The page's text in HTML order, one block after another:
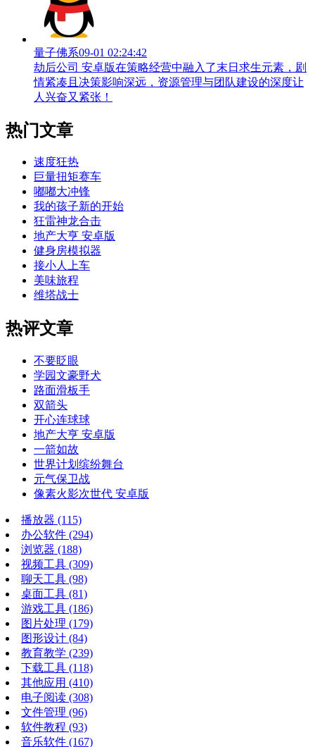
量子佛系09-01 02:24:42
劫后公司 安卓版在策略经营中融入了末日求生元素，剧
情紧凑且决策影响深远，资源管理与团队建设的深度让
人兴奋又紧张！
热门文章
速度狂热
巨量扭矩赛车
嘟嘟大冲锋
我的孩子新的开始
狂雷神龙合击
地产大亨 安卓版
健身房模拟器
接小人上车
美味旅程
维塔战士
热评文章
不要眨眼
学园文豪野犬
路面滑板手
双箭头
开心连球球
地产大亨 安卓版
一箭如故
世界计划缤纷舞台
元气保卫战
像素火影次世代 安卓版
播放器 (115)
办公软件 (294)
浏览器 (188)
视频工具 (309)
聊天工具 (98)
桌面工具 (81)
游戏工具 (186)
图片处理 (179)
图形设计 (84)
教育教学 (239)
下载工具 (118)
其他应用 (410)
电子阅读 (308)
文件管理 (96)
软件教程 (93)
音乐软件 (167)